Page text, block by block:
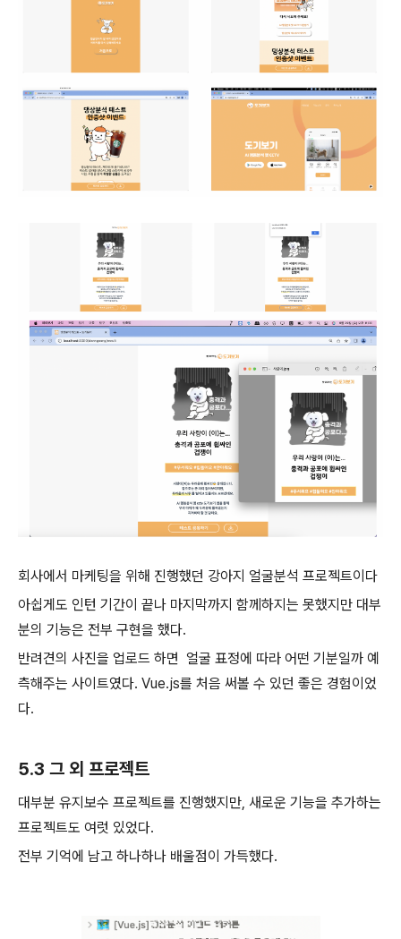
회사에서 마케팅을 위해 진행했던 강아지 얼굴분석 프로젝트이다
아쉽게도 인턴 기간이 끝나 마지막까지 함께하지는 못했지만 대부
분의 기능은 전부 구현을 했다.
반려견의 사진을 업로드 하면 얼굴 표정에 따라 어떤 기분일까 예
측해주는 사이트였다. Vue.js를 처음 써볼 수 있던 좋은 경험이었
다.
5.3 그 외 프로젝트
대부분 유지보수 프로젝트를 진행했지만, 새로운 기능을 추가하는
프로젝트도 여럿 있었다.
전부 기억에 남고 하나하나 배울점이 가득했다.